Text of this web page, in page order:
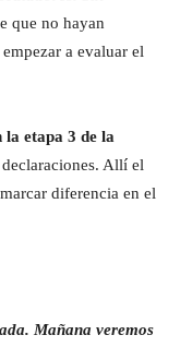
que no hayan
a evaluar el
la etapa 3 de la
Allí el
diferencia en el
Mañana veremos